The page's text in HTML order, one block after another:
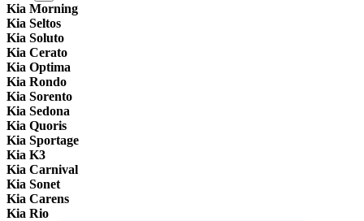
Kia Morning
Kia Seltos
Kia Soluto
Kia Cerato
Kia Optima
Kia Rondo
Kia Sorento
Kia Sedona
Kia Quoris
Kia Sportage
Kia K3
Kia Carnival
Kia Sonet
Kia Carens
Kia Rio